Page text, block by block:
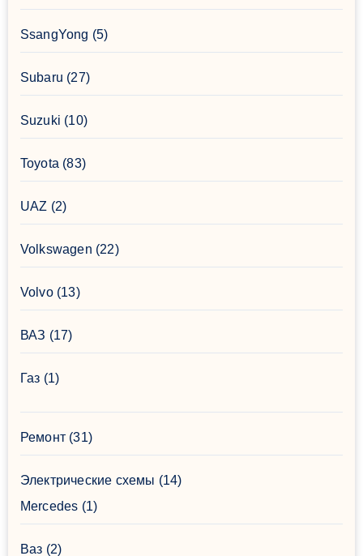
SsangYong (5)
Subaru (27)
Suzuki (10)
Toyota(83)
UAZ (2)
Volkswagen (22)
Volvo(13)
ВАЗ (17)
Газ (1)
Ремонт(31)
Электрические схемы (14)
Mercedes (1)
Ваз (2)